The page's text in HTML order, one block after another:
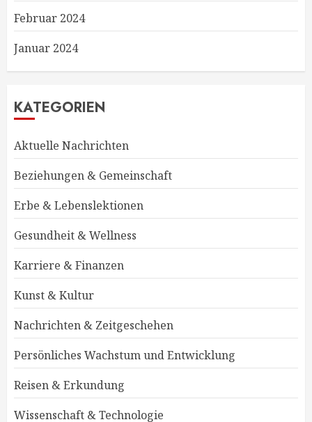
Februar 2024
Januar 2024
KATEGORIEN
Aktuelle Nachrichten
Beziehungen & Gemeinschaft
Erbe & Lebenslektionen
Gesundheit & Wellness
Karriere & Finanzen
Kunst & Kultur
Nachrichten & Zeitgeschehen
Persönliches Wachstum und Entwicklung
Reisen & Erkundung
Wissenschaft & Technologie